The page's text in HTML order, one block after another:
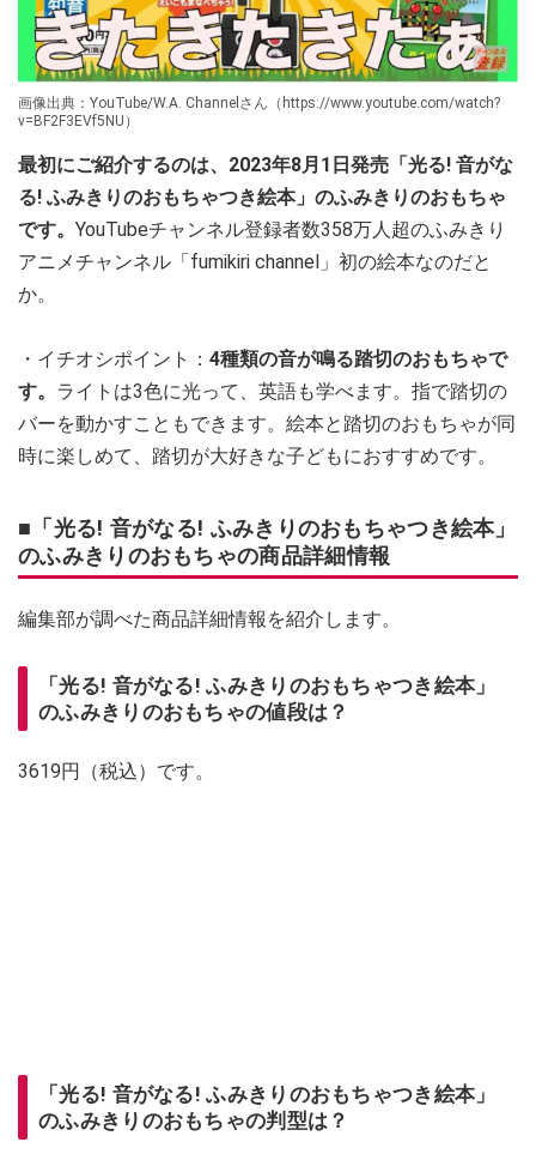
画像出典：YouTube/W.A. Channelさん（https://www.youtube.com/watch?
v=BF2F3EVf5NU）
最初にご紹介するのは、2023年8月1日発売「光る! 音がな
る! ふみきりのおもちゃつき絵本」のふみきりのおもちゃ
です。 YouTubeチャンネル登録者数358万人超のふみきり
アニメチャンネル「fumikiri channel」初の絵本なのだと
か。
・イチオシポイント： 4種類の音が鳴る踏切のおもちゃで
す。 ライトは3色に光って、英語も学べます。指で踏切の
バーを動かすこともできます。絵本と踏切のおもちゃが同
時に楽しめて、踏切が大好きな子どもにおすすめです。
■「光る! 音がなる! ふみきりのおもちゃつき絵本」
のふみきりのおもちゃの商品詳細情報
編集部が調べた商品詳細情報を紹介します。
「光る! 音がなる! ふみきりのおもちゃつき絵本」
のふみきりのおもちゃの値段は？
3619円（税込）です。
「光る! 音がなる! ふみきりのおもちゃつき絵本」
のふみきりのおもちゃの判型は？